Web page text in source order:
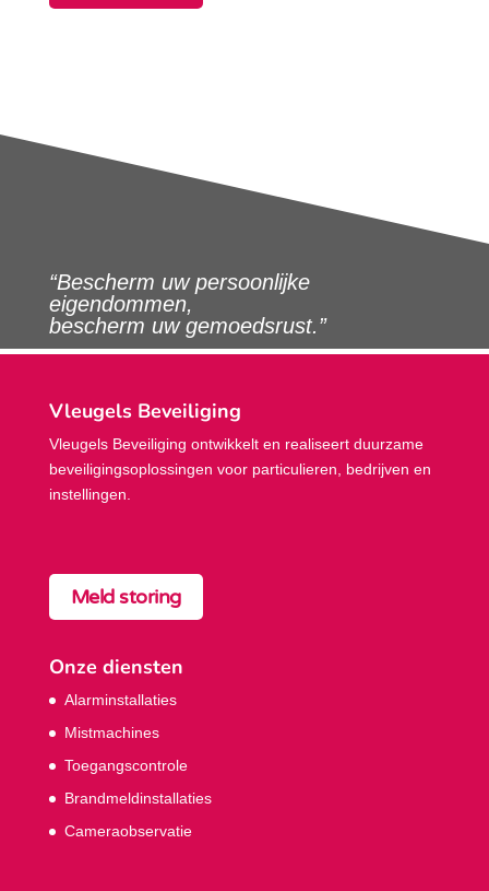
“Bescherm uw persoonlijke
eigendommen,
bescherm uw gemoedsrust.”
Vleugels Beveiliging
Vleugels Beveiliging ontwikkelt en realiseert duurzame
beveiligings­oplossingen voor particulieren, bedrijven en
instellingen.
Meld storing
Onze diensten
Alarminstallaties
Mistmachines
Toegangscontrole
Brandmeldinstallaties
Cameraobservatie